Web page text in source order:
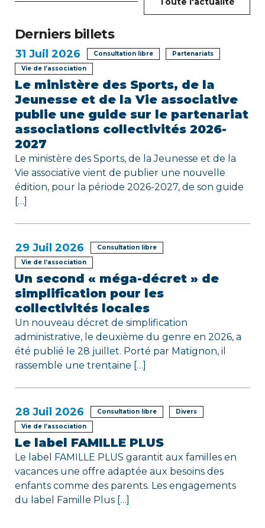
d
e
l
’
a
r
t
i
c
l
e
Derniers billets
31 Juil 2026 Consultation libre
Partenariats
Vie de l’association
Le ministère des Sports, de la
Jeunesse et de la Vie associative
publie une guide sur le partenariat
associations collectivités 2026-
2027
Le ministère des Sports, de la Jeunesse et de la
Vie associative vient de publier une nouvelle
édition, pour la période 2026-2027, de son guide
[…]
29 Juil 2026
Consultation libre
Vie de l’association
Un second « méga-décret » de
simplification pour les
collectivités locales
Un nouveau décret de simplification
administrative, le deuxième du genre en 2026, a
été publié le 28 juillet. Porté par Matignon, il
rassemble une trentaine […]
28 Juil 2026 Consultation libre
Divers
Vie de l’association
Le label FAMILLE PLUS
Le label FAMILLE PLUS garantit aux familles en
vacances une offre adaptée aux besoins des
enfants comme des parents. Les engagements
du label Famille Plus […]